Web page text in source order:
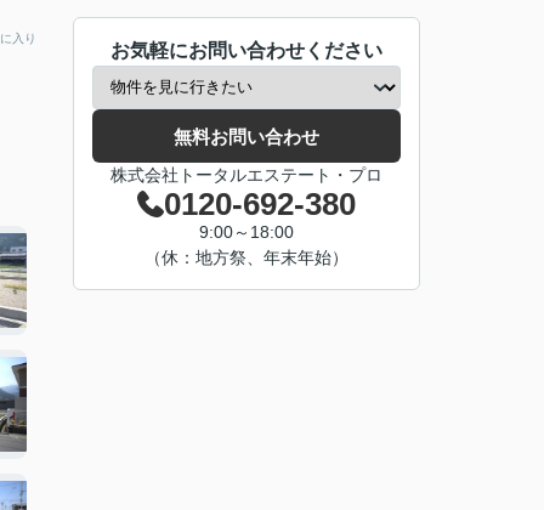
入り
お気軽にお問い合わせください
無料お問い合わせ
株式会社トータルエステート・プロ
0120-692-380
9:00～18:00
（休：地方祭、年末年始）